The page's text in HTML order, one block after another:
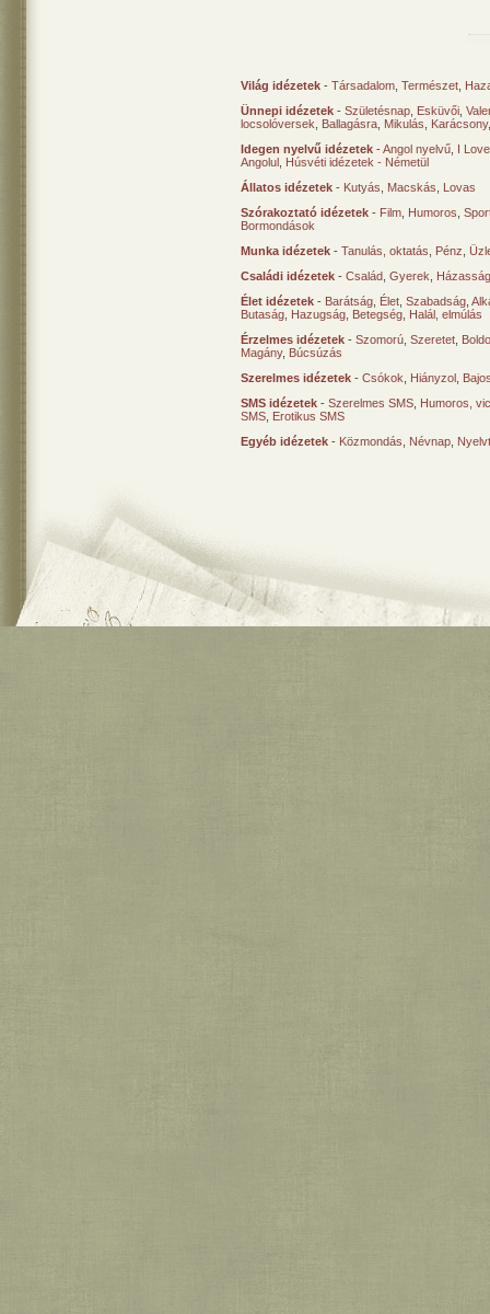
Világ idézetek - Társadalom Természet
Ünnepi idézetek - Születésnap Esküvői
locsolóversek
Ballagásra Mikulás Karácsony
Idegen nyelvű idézetek -Angol nyelvű I
Angolul Húsvéti idézetek - Németül
Állatos idézetek - Kutyás Macskás
Lovas
Szórakoztató idézetek - Film Humoros
Bormondások
Munka idézetek - Tanulás, oktatás Pénz
Családi idézetek - Család Gyerek
Élet idézetek - Barátság Élet Szabadság
Butaság Hazugság Betegség Halál, elmúlás
Érzelmes idézetek - Szomorú Szeretet
Magány, Búcsúzás
Szerelmes idézetek - Csókok Hiányzol
SMS idézetek - Szerelmes SMS Humoros,
SMS Erotikus SMS
Egyéb idézetek - Közmondás Névnap